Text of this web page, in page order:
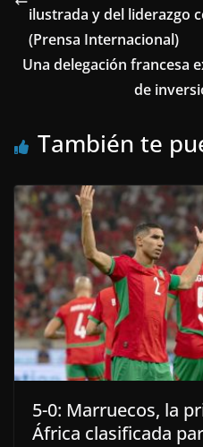
ilustrada y del liderazgo
(Prensa Internacional)
Una delegación francesa
de
También te
5-0: Marruecos, la
África clasificada